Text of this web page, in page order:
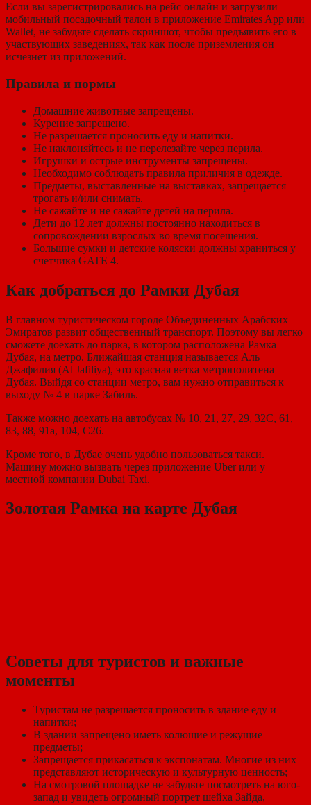
Если вы зарегистрировались на рейс онлайн и загрузили
мобильный посадочный талон в приложение Emirates App или
Wallet, не забудьте сделать скриншот, чтобы предъявить его в
участвующих заведениях, так как после приземления он
исчезнет из приложений.
Правила и нормы
Домашние животные запрещены.
Курение запрещено.
Не разрешается проносить еду и напитки.
Не наклоняйтесь и не перелезайте через перила.
Игрушки и острые инструменты запрещены.
Необходимо соблюдать правила приличия в одежде.
Предметы, выставленные на выставках, запрещается
трогать и/или снимать.
Не сажайте и не сажайте детей на перила.
Дети до 12 лет должны постоянно находиться в
сопровождении взрослых во время посещения.
Большие сумки и детские коляски должны храниться у
счетчика GATE 4.
Как добраться до Рамки Дубая
В главном туристическом городе Объединенных Арабских
Эмиратов развит общественный транспорт. Поэтому вы легко
сможете доехать до парка, в котором расположена Рамка
Дубая, на метро. Ближайшая станция называется Аль
Джафилия (Al Jafiliya), это красная ветка метрополитена
Дубая. Выйдя со станции метро, вам нужно отправиться к
выходу № 4 в парке Забиль.
Также можно доехать на автобусах № 10, 21, 27, 29, 32С, 61,
83, 88, 91a, 104, С26.
Кроме того, в Дубае очень удобно пользоваться такси.
Машину можно вызвать через приложение Uber или у
местной компании Dubai Taxi.
Золотая Рамка на карте Дубая
Советы для туристов и важные
моменты
Туристам не разрешается проносить в здание еду и
напитки;
В здании запрещено иметь колющие и режущие
предметы;
Запрещается прикасаться к экспонатам. Многие из них
представляют историческую и культурную ценность;
На смотровой площадке не забудьте посмотреть на юго-
запад и увидеть огромный портрет шейха Зайда,